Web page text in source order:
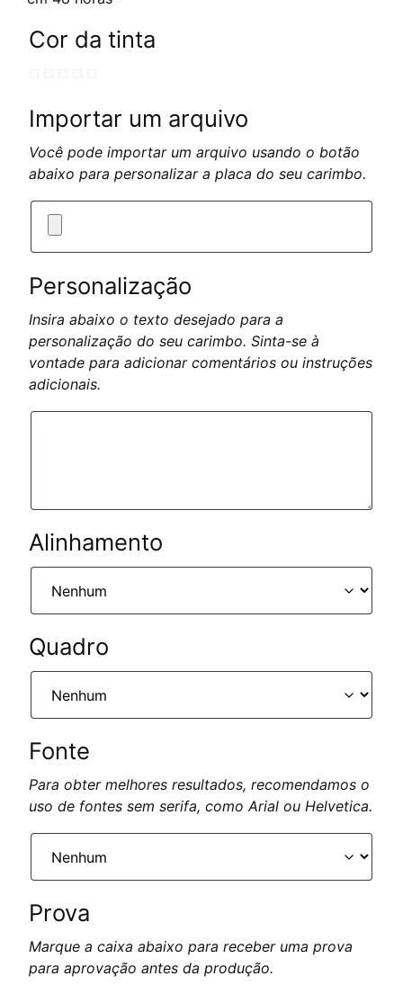
Cor da tinta
Importar um arquivo
Você pode importar um arquivo usando o botão
abaixo para personalizar a placa do seu carimbo.
Personalização
Insira abaixo o texto desejado para a
personalização do seu carimbo. Sinta-se à
vontade para adicionar comentários ou instruções
adicionais.
Alinhamento
Quadro
Fonte
Para obter melhores resultados, recomendamos o
uso de fontes sem serifa, como Arial ou Helvetica.
Prova
Marque a caixa abaixo para receber uma prova
para aprovação antes da produção.